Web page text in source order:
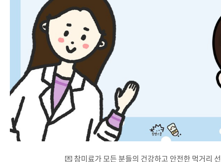
💌 참미료가 모든 분들의 건강하고 안전한 먹거리